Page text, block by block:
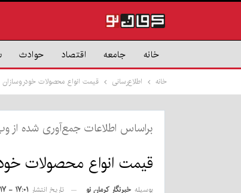
خانه جامعه اقتصاد حوادث
خانه اطلاع‌رسانی قیمت انواع محصولات خودروسازان
براساس اطلاعات جمع‌آوری شده از
قیمت انواع محصولات
بوسیله خبرنگار کرمان نو تاریخ انتشار ۱۷:۰۱ - ۱۷ اردیبهشت ۱۴۰۲